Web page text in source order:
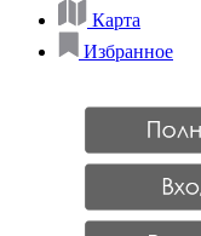
Карта
Избранное